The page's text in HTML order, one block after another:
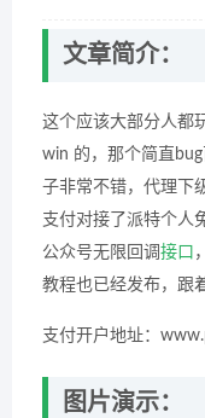
文章简介：
这个应该大部分人都
win 的，那个简直
子非常不错，代理下
支付对接了派特个人
公众号无限回调接口 ，
教程也已经发布，跟
支付开户地址：
图片演示：